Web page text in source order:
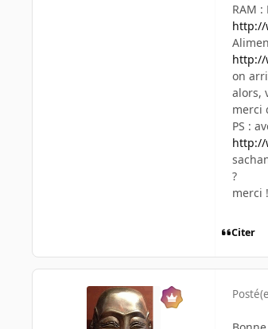
RAM :
http://
http://
on
alors,
merci
PS :
http://
?
merci !
Citer